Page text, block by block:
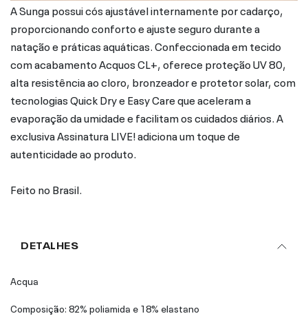
A Sunga possui cós ajustável internamente por cadarço,
proporcionando conforto e ajuste seguro durante a
natação e práticas aquáticas. Confeccionada em tecido
com acabamento Acquos CL+, oferece proteção UV 80,
alta resistência ao cloro, bronzeador e protetor solar, com
tecnologias Quick Dry e Easy Care que aceleram a
evaporação da umidade e facilitam os cuidados diários. A
exclusiva Assinatura LIVE! adiciona um toque de
autenticidade ao produto.
Feito no Brasil.
DETALHES
Acqua
Composição: 82% poliamida e 18% elastano